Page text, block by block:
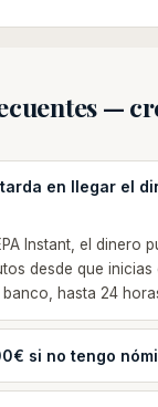
—
en llegar el
Instant, el dinero
desde que inicias
banco, hasta 24
si no tengo